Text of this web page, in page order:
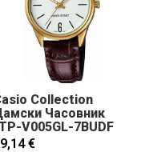
Collection
Часовник
V005GL-7BUDF
€